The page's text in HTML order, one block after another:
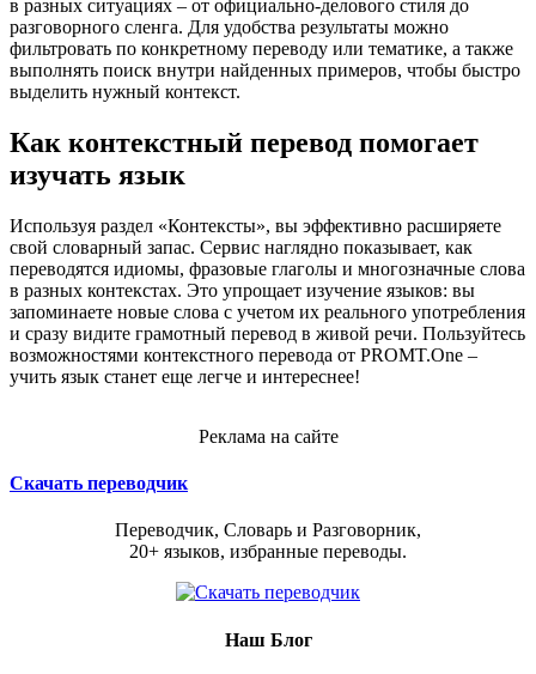
в разных ситуациях – от официально-делового стиля до
разговорного сленга. Для удобства результаты можно
фильтровать по конкретному переводу или тематике, а также
выполнять поиск внутри найденных примеров, чтобы быстро
выделить нужный контекст.
Как контекстный перевод помогает
изучать язык
Используя раздел «Контексты», вы эффективно расширяете
свой словарный запас. Сервис наглядно показывает, как
переводятся идиомы, фразовые глаголы и многозначные слова
в разных контекстах. Это упрощает изучение языков: вы
запоминаете новые слова с учетом их реального употребления
и сразу видите грамотный перевод в живой речи. Пользуйтесь
возможностями контекстного перевода от PROMT.One –
учить язык станет еще легче и интереснее!
Реклама на сайте
Скачать переводчик
Переводчик, Словарь и Разговорник,
20+ языков, избранные переводы.
Наш Блог